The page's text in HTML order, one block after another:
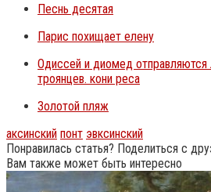
Песнь десятая
Парис похищает елену
Одиссей и диомед отправляются
троянцев. кони реса
Золотой пляж
аксинский понт эвксинский
Понравилась статья? Поделиться с
Вам также может быть интересно